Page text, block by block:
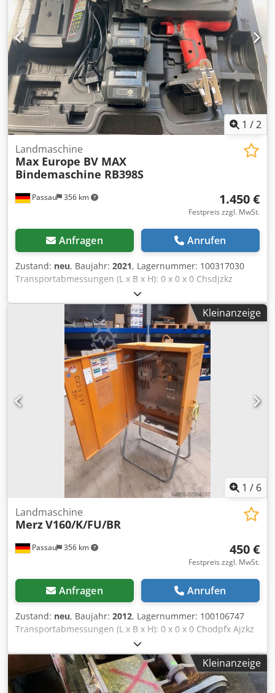
1 /2
Passau 356 km
Landmaschine
Max Europe BV MAX
Bindemaschine RB398S
1.450 €
Festpreis zzgl. MwSt.
Anfragen Anrufen
Zustand: neu, Baujahr: 2021, Lagernummer: 100317030
Transportabmessungen (L x B x H): 0 x 0 x 0 Chsdjzkz
Uhepfx Anuea ---- Vorführungsgerät
Kleinanzeige
1 / 6
Passau 356 km
Landmaschine
MerzV160/K/FU/BR
450 €
Festpreis zzgl. MwSt.
Anfragen Anrufen
Zustand: neu, Baujahr: 2012, Lagernummer: 100106747
Transportabmessungen (L x B x H): 0 x 0 x 0 Chodpfx Ajzkz
Kleinanzeige